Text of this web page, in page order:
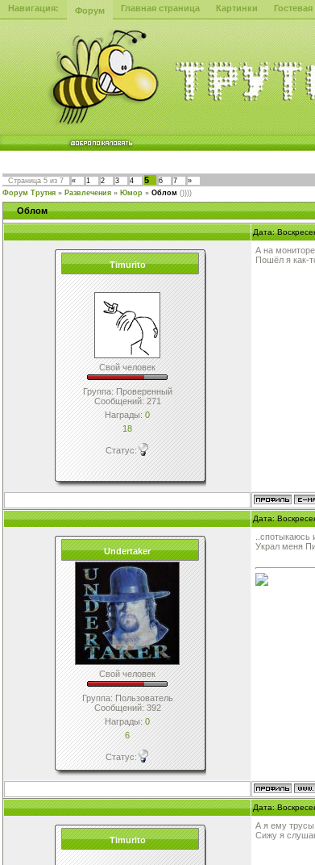
Навигация: Форум Главная страница Картинки
Страница 5 из 7 « 1 2 3 4 5 6 7
»
Форум Трутня » Развлечения » Юмор » Облом ())))
Облом
Дата:
Timurito
Свой человек
Группа: Проверенный
Сообщений:271
Награды:0
18
Статус:
А на
Пошёл я как-
Дата:
Undertaker
Свой человек
Группа: Пользователь
Сообщений:392
Награды:0
6
Статус:
Украл меня
Дата:
Timurito
А я ему трусы
Сижу я